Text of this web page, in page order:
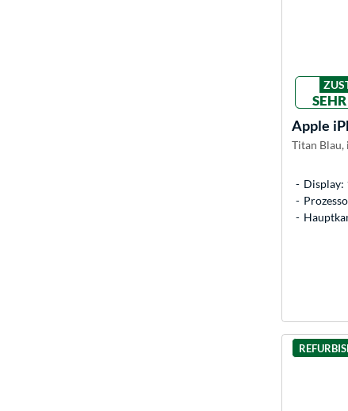
Apple
Titan Blau,
Display: